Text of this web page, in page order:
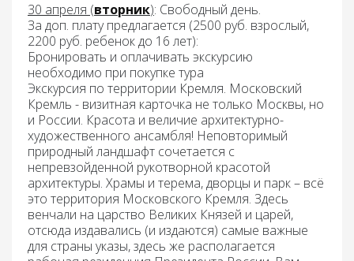
30 апреля (вторник): Свободный день.
За доп. плату предлагается (2500 руб. взрослый,
2200 руб. ребенок до 16 лет):
Бронировать и оплачивать экскурсию
необходимо при покупке тура
Экскурсия по территории Кремля. Московский
Кремль - визитная карточка не только Москвы, но
и России. Красота и величие архитектурно-
художественного ансамбля! Неповторимый
природный ландшафт сочетается с
непревзойденной рукотворной красотой
архитектуры. Храмы и терема, дворцы и парк – всё
это территория Московского Кремля. Здесь
венчали на царство Великих Князей и царей,
отсюда издавались (и издаются) самые важные
для страны указы, здесь же располагается